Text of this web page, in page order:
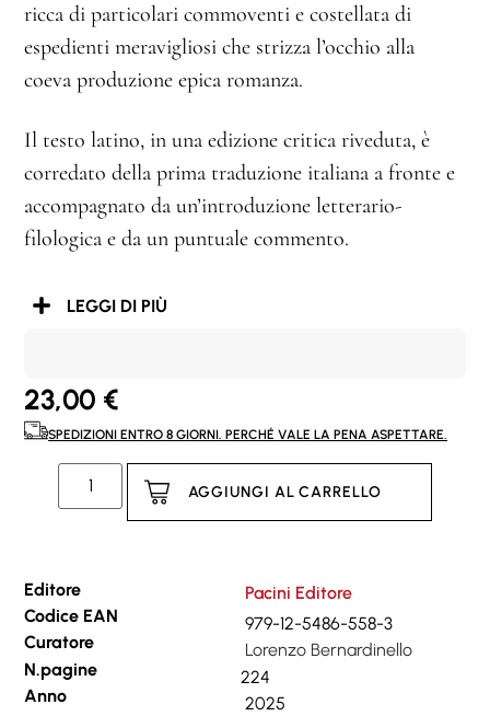
ricca di particolari commoventi e costellata di
espedienti meravigliosi che strizza l’occhio alla
coeva produzione epica romanza.
Il testo latino, in una edizione critica riveduta, è
corredato della prima traduzione italiana a fronte e
accompagnato da un’introduzione letterario-
filologica e da un puntuale commento.
LEGGI DI PIÙ
23,00 €
SPEDIZIONI ENTRO 8 GIORNI. PERCHÉ VALE LA PENA ASPETTARE.
AGGIUNGI AL CARRELLO
Editore
Pacini Editore
Codice EAN
979-12-5486-558-3
Curatore
Lorenzo Bernardinello
N.pagine
224
Anno
2025